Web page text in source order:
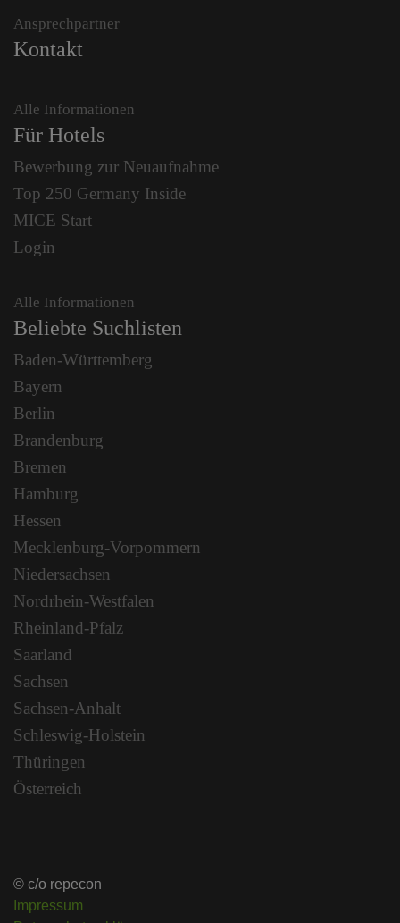
Ansprechpartner
Kontakt
Alle Informationen
Für Hotels
Bewerbung zur Neuaufnahme
Top 250 Germany Inside
MICE Start
Login
Alle Informationen
Beliebte Suchlisten
Baden-Württemberg
Bayern
Berlin
Brandenburg
Bremen
Hamburg
Hessen
Mecklenburg-Vorpommern
Niedersachsen
Nordrhein-Westfalen
Rheinland-Pfalz
Saarland
Sachsen
Sachsen-Anhalt
Schleswig-Holstein
Thüringen
Österreich
© c/o repecon
Impressum